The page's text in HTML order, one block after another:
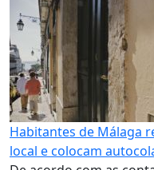
Habitantes de Málaga
local e colocam